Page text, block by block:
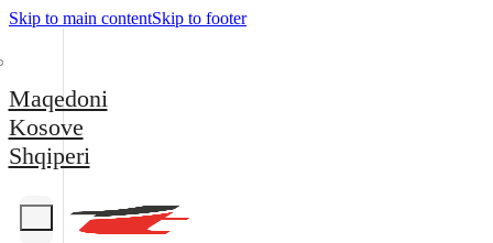
Skip to main contentSkip to footer
Maqedoni
Kosove
Shqiperi